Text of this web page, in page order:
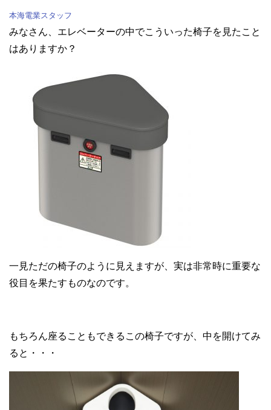
本海電業スタッフ
みなさん、エレベーターの中でこういった椅子を見たこと
はありますか？
一見ただの椅子のように見えますが、実は非常時に重要な
役目を果たすものなのです。
もちろん座ることもできるこの椅子ですが、中を開けてみ
ると・・・